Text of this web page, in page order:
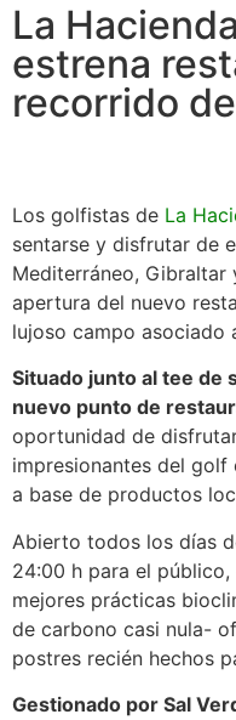
La
estrena
recorrido
Los golfistas de La
sentarse y disfrutar de
Mediterráneo,
apertura del nuevo
lujoso campo asociado
Situado junto al tee de
nuevo punto de
oportunidad de
impresionantes del golf
a base de productos
Abierto todos los días
24:00 h para el
mejores prácticas
de carbono casi nula-
postres recién hechos
Gestionado por Sal